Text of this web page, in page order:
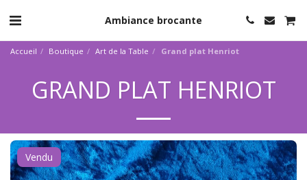
Ambiance brocante
Accueil Boutique Art de la Table Grand plat Henriot
GRAND PLAT HENRIOT
Vendu